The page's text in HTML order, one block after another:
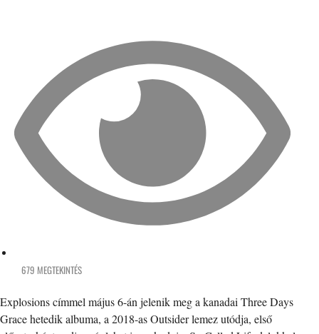
679 MEGTEKINTÉS
Explosions címmel május 6-án jelenik meg a kanadai Three Days
Grace hetedik albuma, a 2018-as Outsider lemez utódja, első